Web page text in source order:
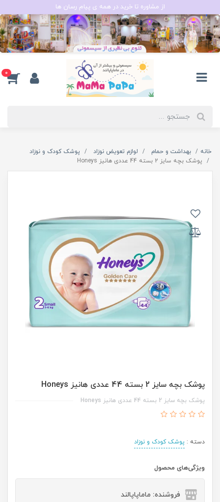
از مشاوره تا خرید در همه ی پیام رسان ها
0
خانه بهداشت و حمام لوازم تعویض نوزاد
پوشک کودک و نوزاد
پوشک بچه سایز 2 بسته 44 عددی هانیز Honeys
پوشک بچه سایز 2 بسته 44 عددی هانیز Honeys
پوشک بچه سایز 2 بسته 44 عددی هانیز Honeys
دسته : پوشک کودک و نوزاد
ویژگی‌های محصول
فروشنده: ماماپاپالند